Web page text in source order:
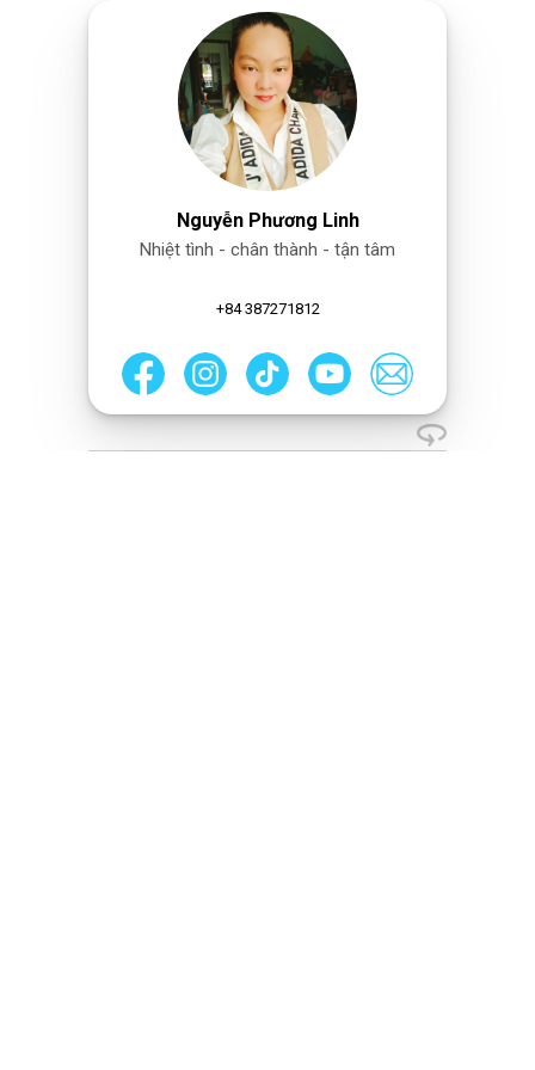
Nguyễn Phương Linh
Nhiệt tình - chân thành - tận tâm
+84 387271812